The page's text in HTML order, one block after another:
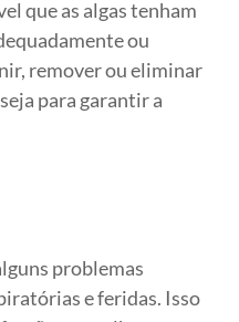
que as algas tenham
ou
remover ou eliminar
para garantir a
problemas
e feridas. Isso